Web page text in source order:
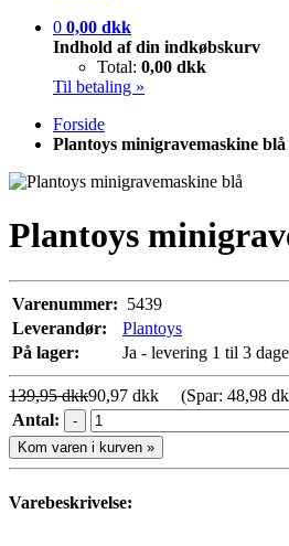
0 0,00 dkk
Indhold af din indkøbskurv
Total: 0,00 dkk
Til betaling »
Forside
Plantoys minigravemaskine blå
Plantoys
Varenummer: 5439
Leverandør:
Plantoys
På lager:
Ja - levering 1 til 3 dage
139,95 dkk90,97 dkk (Spar: 48,98
Antal:
-
Kom varen i kurven »
Varebeskrivelse: